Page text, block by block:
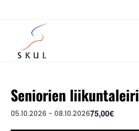
Seniorien liikuntaleiri
05.10.2026 - 08.10.202675,00€